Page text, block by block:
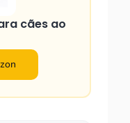
cães ao